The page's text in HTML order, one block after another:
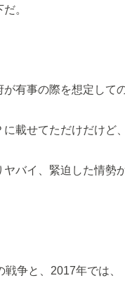
。
有事の際を想定して
載せてただけだけど、
ヤバイ、緊迫した情勢
争と、2017年では、